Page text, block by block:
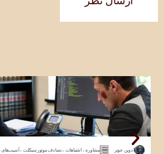
ادوین جونز مشاوره،اشتباهات ،تصادف موتورسیکلت ،